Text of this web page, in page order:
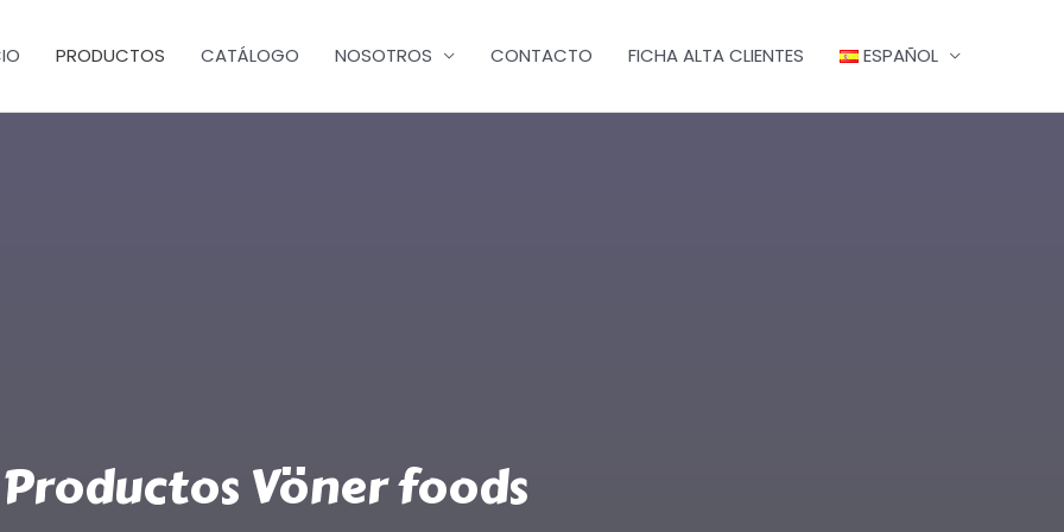
PRODUCTOS CATÁLOGO NOSOTROS CONTACTO FICHA ALTA CLIENTES ESPAÑOL
Productos Vöner foods